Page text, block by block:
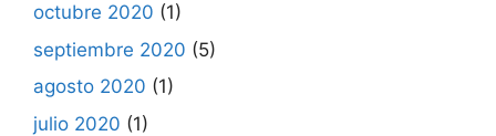
octubre 2020 (1)
septiembre 2020 (5)
agosto 2020 (1)
julio 2020 (1)